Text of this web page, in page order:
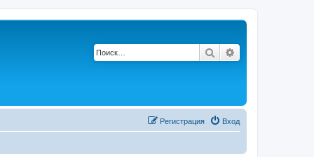
Поиск
Вход
Регистрация